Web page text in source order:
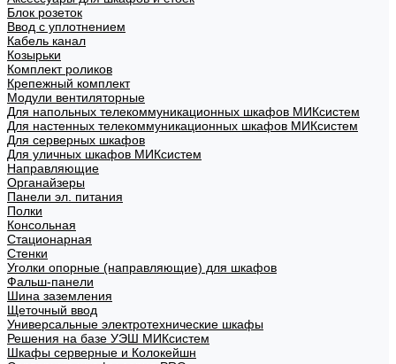
Блок розеток
Ввод с уплотнением
Кабель канал
Козырьки
Комплект роликов
Крепежный комплект
Модули вентиляторные
Для напольных телекоммуникационных шкафов МИКсистем
Для настенных телекоммуникационных шкафов МИКсистем
Для серверных шкафов
Для уличных шкафов МИКсистем
Направляющие
Органайзеры
Панели эл. питания
Полки
Консольная
Стационарная
Стенки
Уголки опорные (направляющие) для шкафов
Фальш-панели
Шина заземления
Щеточный ввод
Универсальные электротехнические шкафы
Решения на базе УЭШ МИКсистем
Шкафы серверные и Колокейшн